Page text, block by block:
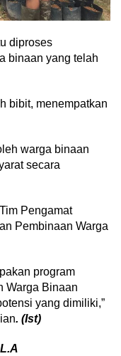
diproses
binaan yang telah
bibit, menempatkan
warga binaan
secara
Pengamat
Pembinaan Warga
program
Warga Binaan
yang dimiliki,”
. (Ist)